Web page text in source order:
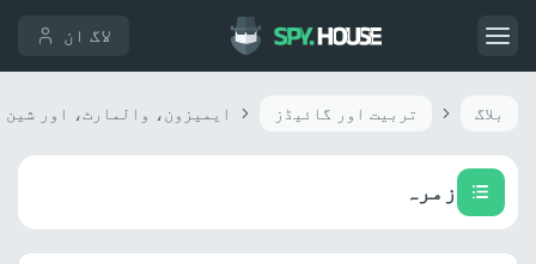
لاگ ان
بلاگ تربیت اور گائیڈز
زمرہ